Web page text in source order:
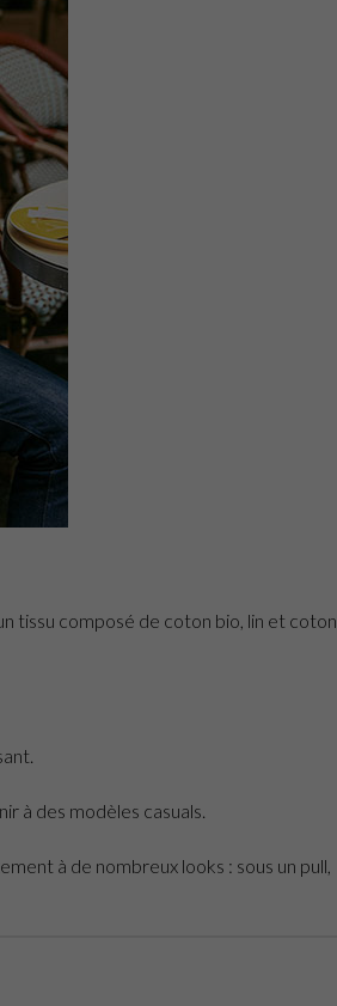
tissu composé de coton bio, lin et coton
à des modèles casuals.
à de nombreux looks : sous un pull,